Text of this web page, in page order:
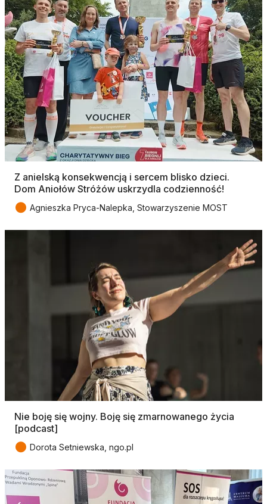
Z anielską konsekwencją i sercem blisko dzieci.
Dom Aniołów Stróżów uskrzydla codzienność!
● Agnieszka Pryca-Nalepka, Stowarzyszenie MOST
Nie boję się wojny. Boję się zmarnowanego życia
[podcast]
● Dorota Setniewska, ngo.pl